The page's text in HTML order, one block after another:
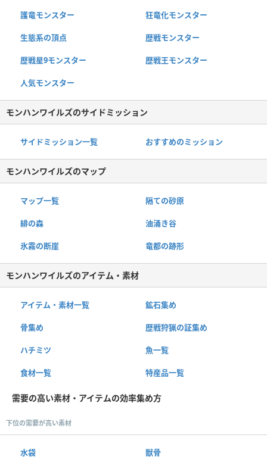
護竜モンスター 狂竜化モンスター
生態系の頂点 歴戦モンスター
歴戦星9モンスター 歴戦王モンスター
人気モンスター
モンハンワイルズのサイドミッション
サイドミッション一覧 おすすめのミッション
モンハンワイルズのマップ
マップ一覧 隔ての砂原
緋の森 油涌き谷
氷霧の断崖 竜都の跡形
モンハンワイルズのアイテム・素材
アイテム・素材一覧 鉱石集め
骨集め 歴戦狩猟の証集め
ハチミツ 魚一覧
食材一覧 特産品一覧
需要の高い素材・アイテムの効率集め方
下位の需要が高い素材
水袋 獣骨